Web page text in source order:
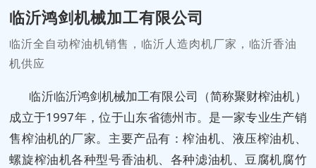
临沂鸿剑机械加工有限公司
临沂全自动榨油机销售，临沂人造肉机厂家，临沂香油
机供应
临沂临沂鸿剑机械加工有限公司（简称聚财榨油机）
成立于1997年，位于山东省德州市。是一家专业生产销
售榨油机的厂家。主要产品有：榨油机、液压榨油机、
螺旋榨油机各种型号香油机、各种滤油机、豆腐机腐竹